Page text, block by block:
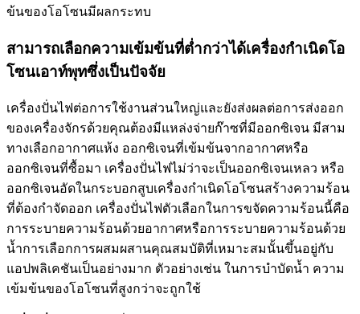
ข้นของโอโซนมีผลกระทบ
สามารถเลือกความเข้มข้นที่ต่ำกว่าได้เครื่องกำเนิดโอ
โซนเอาท์พุทซึ่งเป็นปัจจัย
เครื่องปั่นไฟต่อการใช้งานส่วนใหญ่และยังส่งผลต่อการส่งออก
ของเครื่องจักรด้วยคุณต้องมีแหล่งจ่ายก๊าซที่มีออกซิเจน มีสาม
ทางเลือกอากาศแห้ง ออกซิเจนที่เข้มข้นจากอากาศหรือ
ออกซิเจนที่ซื้อมา เครื่องปั่นไฟไม่ว่าจะเป็นออกซิเจนเหลว หรือ
ออกซิเจนอัดในกระบอกสูบเครื่องกำเนิดโอโซนสร้างความร้อน
ที่ต้องกำจัดออก เครื่องปั่นไฟตัวเลือกในการขจัดความร้อนนี้คือ
การระบายความร้อนด้วยอากาศหรือการระบายความร้อนด้วย
น้ำการเลือกการผสมผสานคุณสมบัติที่เหมาะสมนั้นขึ้นอยู่กับ
แอปพลิเคชันเป็นอย่างมาก ตัวอย่างเช่น ในการบำบัดน้ำ ความ
เข้มข้นของโอโซนที่สูงกว่าจะถูกใช้